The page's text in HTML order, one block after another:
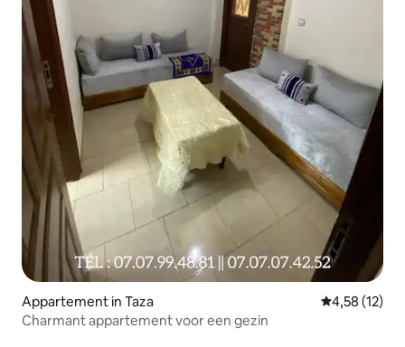
Appartement in Taza Gemiddelde
4,58 (12)
Charmant appartement voor een gezin